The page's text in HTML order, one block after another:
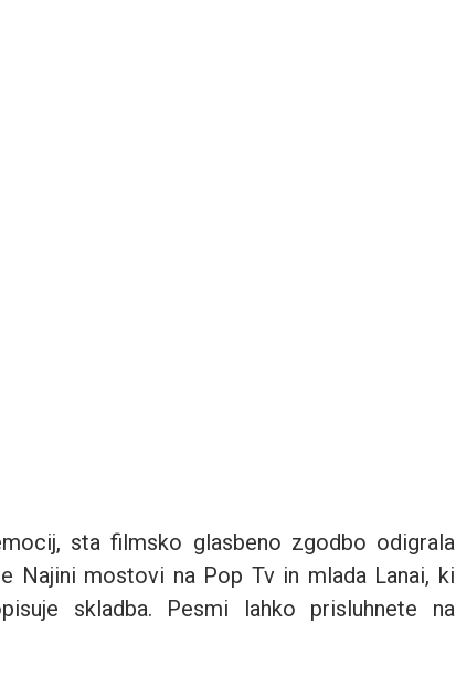
sta filmsko glasbeno zgodbo odigrala
Najini mostovi na Pop Tv in mlada Lanai, ki
skladba. Pesmi lahko prisluhnete na